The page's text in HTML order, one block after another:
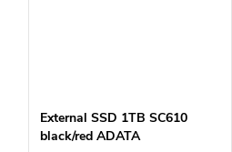
External SSD 1TB SC610
black/red ADATA